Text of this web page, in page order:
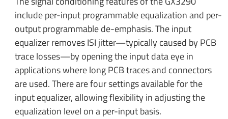
include per-input programmable equalization and per-
output programmable de-emphasis. The input
equalizer removes ISI jitter—typically caused by PCB
trace losses—by opening the input data eye in
applications where long PCB traces and connectors
are used. There are four settings available for the
input equalizer, allowing flexibility in adjusting the
equalization level on a per-input basis.